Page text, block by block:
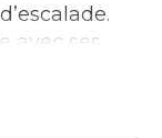
avec ses
football.